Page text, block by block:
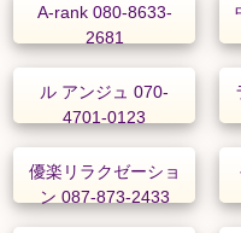
A-rank 080-8633-
2681
ル アンジュ 070-
4701-0123
優楽リラクゼーショ
ン 087-873-2433